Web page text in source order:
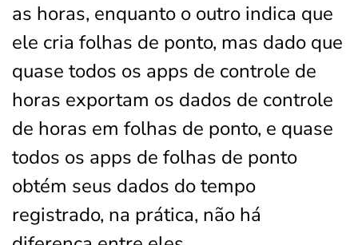
as horas, enquanto o outro indica que
ele cria folhas de ponto, mas dado que
quase todos os apps de controle de
horas exportam os dados de controle
de horas em folhas de ponto, e quase
todos os apps de folhas de ponto
obtém seus dados do tempo
registrado, na prática, não há